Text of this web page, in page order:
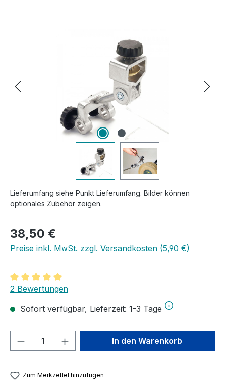
Lieferumfang siehe Punkt Lieferumfang. Bilder können
optionales Zubehör zeigen.
Regulärer Preis:
38,50 €
Preise inkl. MwSt. zzgl. Versandkosten (5,90 €)
Durchschnittliche Bewertung von 5 von 5 Sternen
2 Bewertungen
Sofort verfügbar, Lieferzeit: 1-3 Tage
Produkt Anzahl: Gib denIn den Warenkorb
Zum Merkzettel hinzufügen